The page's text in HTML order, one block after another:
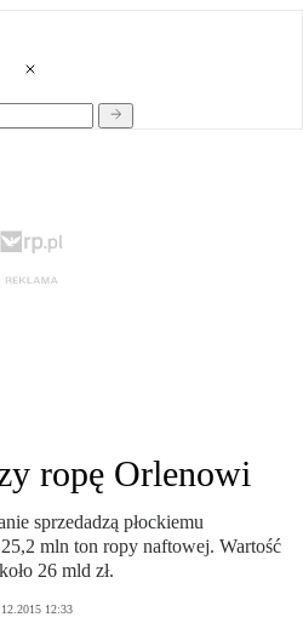
ropę Orlenowi
sprzedadzą płockiemu
mln ton ropy naftowej. Wartość
26 mld zł.
12:33